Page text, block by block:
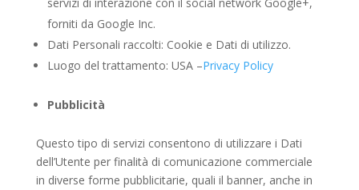
forniti da Google Inc.
Dati Personali raccolti: Cookie e Dati di utilizzo.
Luogo del trattamento: USA –Privacy Policy
Pubblicità
Questo tipo di servizi consentono di utilizzare i Dati
dell’Utente per finalità di comunicazione commerciale
in diverse forme pubblicitarie, quali il banner, anche in